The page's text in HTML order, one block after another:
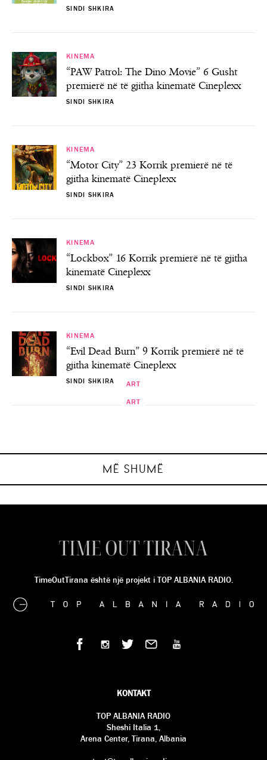
SINDI SHKIRA
KINEMA
“PAW Patrol: The Dino Movie” 6 Gusht
premierë në të gjitha kinematë Cineplexx
SINDI SHKIRA
KINEMA
“Motor City” 23 Korrik premierë në të
gjitha kinematë Cineplexx
SINDI SHKIRA
KINEMA
“Lockbox” 16 Korrik premierë në të gjitha
kinematë Cineplexx
SINDI SHKIRA
KINEMA
“Evil Dead Burn” 9 Korrik premierë në të
gjitha kinematë Cineplexx
SINDI SHKIRA
MË SHUMË
ART
SINDI SHKIRA
ART
SINDI SHKIRA
ART
SINDI SHKIRA
ART
SINDI SHKIRA
TimeOutTirana është një projekt i TOP ALBANIA RADIO.
KONTAKT
TOP ALBANIA RADIO
Sheshi Italia 1,
Arena Center, Tirana, Albania